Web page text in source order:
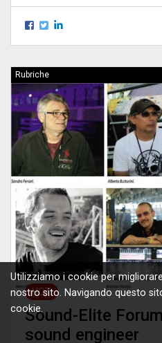
Utilizziamo i cookie per
nostro sito. Navigando questo
cookie.
Rubriche
HOT
Sound-Elite
sound engineer